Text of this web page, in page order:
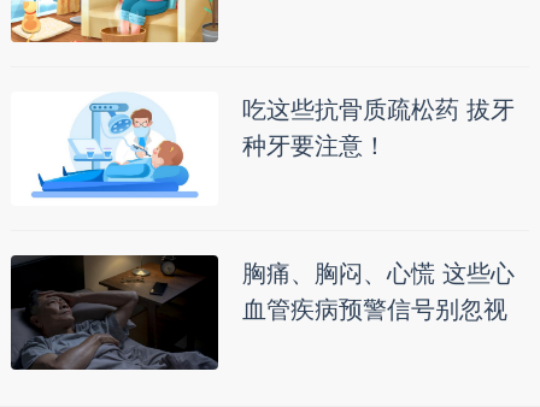
吃这些抗骨质疏松药 拔牙
种牙要注意！
胸痛、胸闷、心慌 这些心
血管疾病预警信号别忽视